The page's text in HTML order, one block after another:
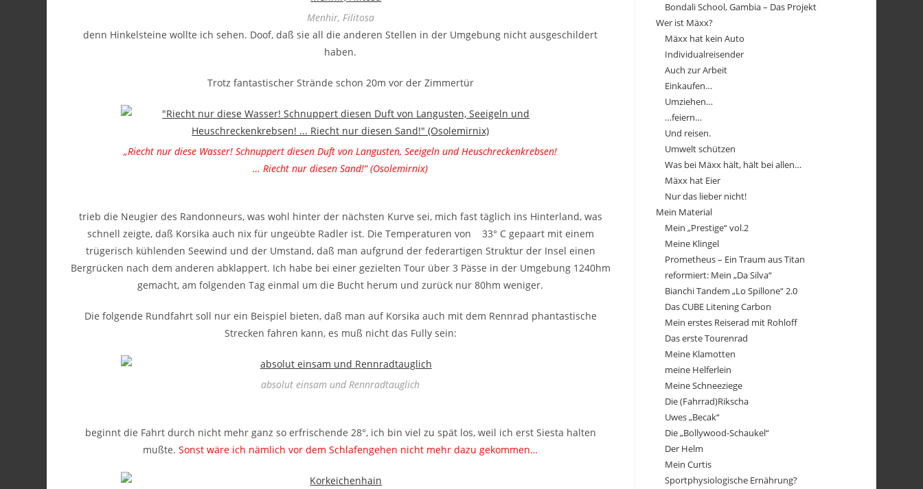
Menhir, Filitosa
denn Hinkelsteine wollte ich sehen. Doof, daß sie all die anderen Stellen in der Umgebung nicht ausgeschildert
haben.
Trotz fantastischer Strände schon 20m vor der Zimmertür
„Riecht nur diese Wasser! Schnuppert diesen Duft von Langusten, Seeigeln und Heuschreckenkrebsen!
… Riecht nur diesen Sand!“ (Osolemirnix)
trieb die Neugier des Randonneurs, was wohl hinter der nächsten Kurve sei, mich fast täglich ins Hinterland, was
schnell zeigte, daß Korsika auch nix für ungeübte Radler ist. Die Temperaturen von 33° C gepaart mit einem
trügerisch kühlenden Seewind und der Umstand, daß man aufgrund der federartigen Struktur der Insel einen
Bergrücken nach dem anderen abklappert. Ich habe bei einer gezielten Tour über 3 Pässe in der Umgebung 1240hm
gemacht, am folgenden Tag einmal um die Bucht herum und zurück nur 80hm weniger.
Die folgende Rundfahrt soll nur ein Beispiel bieten, daß man auf Korsika auch mit dem Rennrad phantastische
Strecken fahren kann, es muß nicht das Fully sein:
absolut einsam und Rennradtauglich
beginnt die Fahrt durch nicht mehr ganz so erfrischende 28°, ich bin viel zu spät los, weil ich erst Siesta halten
mußte.Sonst wäre ich nämlich vor dem Schlafengehen nicht mehr dazu gekommen…
Bondali School, Gambia – Das Projekt
Wer ist Mäxx?
Mäxx hat kein Auto
Individualreisender
Auch zur Arbeit
Einkaufen…
Umziehen…
…feiern…
Und reisen.
Umwelt schützen
Was bei Mäxx hält, hält bei allen…
Mäxx hat Eier
Nur das lieber nicht!
Mein Material
Mein „Prestige“ vol.2
Meine Klingel
Prometheus – Ein Traum aus Titan
reformiert: Mein „Da Silva“
Bianchi Tandem „Lo Spillone“ 2.0
Das CUBE Litening Carbon
Mein erstes Reiserad mit Rohloff
Das erste Tourenrad
Meine Klamotten
meine Helferlein
Meine Schneeziege
Die (Fahrrad)Rikscha
Uwes „Becak“
Die „Bollywood-Schaukel“
Der Helm
Mein Curtis
Sportphysiologische Ernährung?